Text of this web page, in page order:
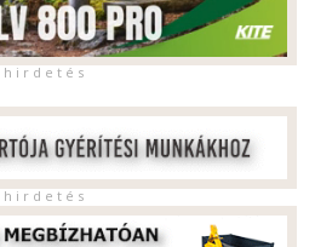
h i r d e t é s
h i r d e t é s